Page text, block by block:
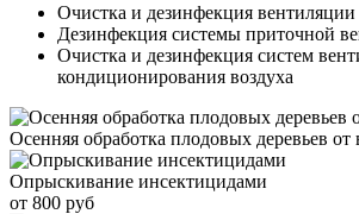
Очистка и дезинфекция вентиляции
Дезинфекция системы приточной
Очистка и дезинфекция систем
кондиционирования воздуха
Осенняя обработка плодовых деревьев от
Опрыскивание инсектицидами
от 800 руб